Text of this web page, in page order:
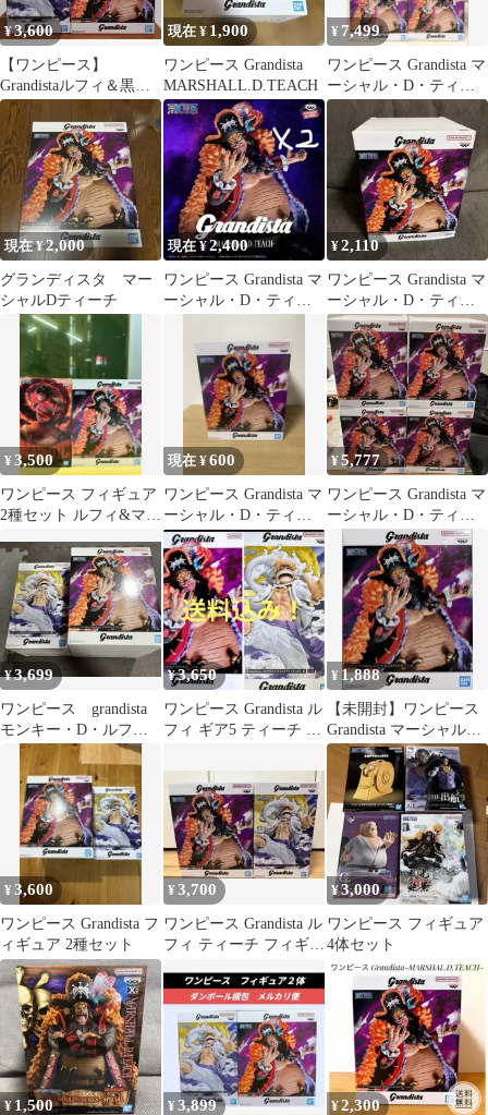
¥3,600
【ワンピース】
Grandistaルフィ＆黒ひ
げ フィギュア２点セッ
ト
現在 ¥ 1,900
ワンピース Grandista
MARSHALL.D.TEACH
¥ 7,499
ワンピース Grandista マ
ーシャル・D・ティー
チ フィギュア
現在 ¥2,000
グランディスタ マー
シャルDティーチ
現在 ¥2,400
ワンピース Grandista マ
ーシャル・D・ティー
¥2,110
ワンピース Grandista マ
ーシャル・D・ティー
チ フィギュア
¥3,500
ワンピース フィギュア
2種セット ルフィ&マー
現在 ¥600
ワンピース Grandista マ
ーシャル・D・ティー
チ フィギュア
¥5,777
ワンピース Grandista マ
ーシャル・D・ティー
チ 黒ひげ ×4まとめ売
¥3,699
ワンピース grandista
モンキー・D・ルフ
ィ マーシャル・D・
ティーチ
¥3,650
ワンピース Grandista ル
フィ ギア5 ティーチ フ
¥ 1,888
【未開封】ワンピース
Grandista マーシャル・
D・ティーチ 黒ひげ
¥3,600
ワンピース Grandista フ
ィギュア 2種セット
¥3,700
ワンピース Grandista ル
フィ ティーチ フィギュ
¥3,000
ワンピース フィギュア
4体セット
¥1,500 ¥3,899 ¥2,300